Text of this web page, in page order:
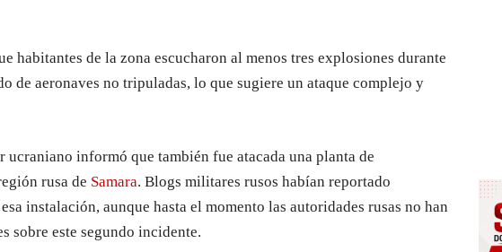
habitantes de la zona escucharon al menos tres explosiones durante
de aeronaves no tripuladas, lo que sugiere un ataque complejo y
ucraniano informó que también fue atacada una planta de
rusa de Samara. Blogs militares rusos habían reportado
instalación, aunque hasta el momento las autoridades rusas no han
sobre este segundo incidente.